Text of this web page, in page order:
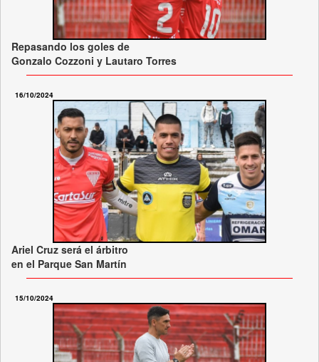
Repasando los goles de
Gonzalo Cozzoni y Lautaro Torres
16/10/2024
Ariel Cruz será el árbitro
en el Parque San Martín
15/10/2024